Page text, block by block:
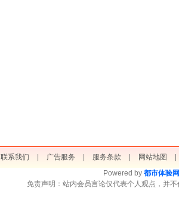
联系我们 | 广告服务 | 服务条款 | 网站地图
|
Powered by 都市体验网
免责声明：站内会员言论仅代表个人观点，并